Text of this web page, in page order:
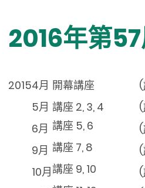
2016年第
20154月 開幕講座 (
5月 講座 2, 3, 4 (
6月 講座 5, 6 (
9月 講座 7, 8 (
10月講座 9, 10 (